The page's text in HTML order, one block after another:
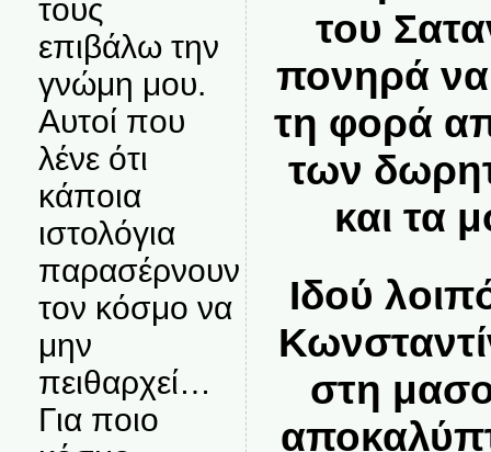
τους
επιβάλω την
γνώμη μου.
Αυτοί που
λένε ότι
κάποια
ιστολόγια
παρασέρνουν
τον κόσμο να
μην
πειθαρχεί…
Για ποιο
του
πονηρά να
τη φορά
των
και τα
Ιδού
στη